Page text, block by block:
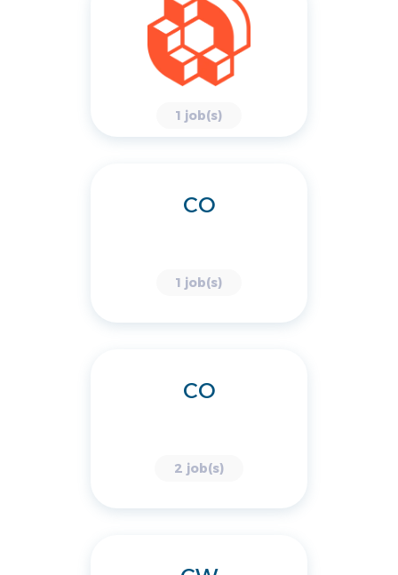
1 job(s)
CO
1 job(s)
CO
2 job(s)